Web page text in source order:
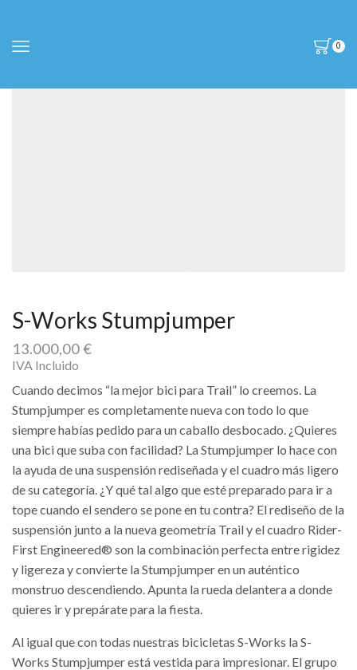
0
S-Works Stumpjumper
13.000,00€
IVA Incluido
Cuando decimos “la mejor bici para Trail” lo creemos. La
Stumpjumper es completamente nueva con todo lo que
siempre habías pedido para un caballo desbocado. ¿Quieres
una bici que suba con facilidad? La Stumpjumper lo hace con
la ayuda de una suspensión rediseñada y el cuadro más ligero
de su categoría. ¿Y qué tal algo que esté preparado para ir a
tope cuando el sendero se pone en tu contra? El rediseño de la
suspensión junto a la nueva geometría Trail y el cuadro Rider-
First Engineered® son la combinación perfecta entre rigidez
y ligereza y convierte la Stumpjumper en un auténtico
monstruo descendiendo. Apunta la rueda delantera a donde
quieres ir y prepárate para la fiesta.
Al igual que con todas nuestras bicicletas S-Works la S-
Works Stumpjumper está vestida para impresionar. El grupo